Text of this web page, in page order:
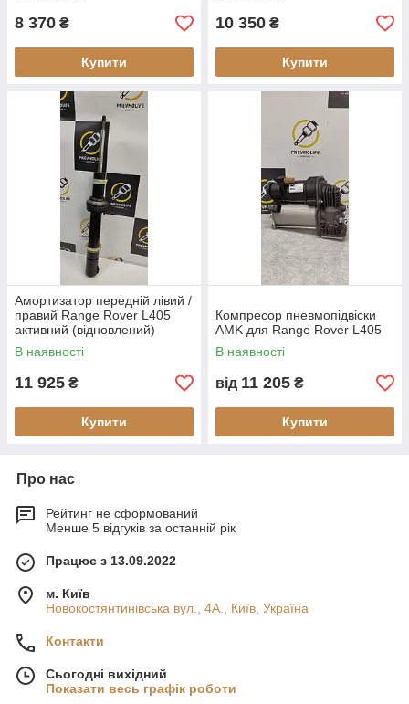
8 370 ₴
Купити
10 350 ₴
Купити
Амортизатор передній лівий /
правий Range Rover L405
активний (відновлений)
В наявності
11 925 ₴
Купити
Компресор пневмопідвіски
AMK для Range Rover L405
В наявності
від 11 205 ₴
Купити
Про нас
Рейтинг не сформований
Менше 5 відгуків за останній рік
Працює з 13.09.2022
м. Київ
Новокостянтинівська вул., 4А., Київ, Україна
Контакти
Сьогодні вихідний
Показати весь графік роботи